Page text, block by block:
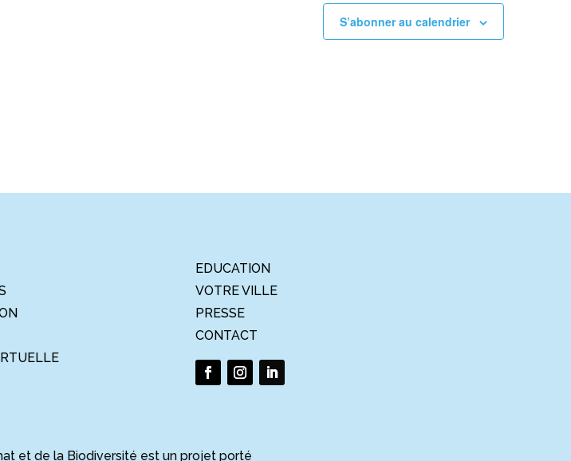
S’abonner au calendrier
EDUCATION
VOTRE VILLE
PRESSE
CONTACT
et de la Biodiversité est un projet porté